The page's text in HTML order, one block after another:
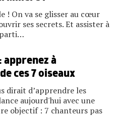
! On va se glisser au cœur
ses secrets. Et assister à
parti…
apprenez à
ces 7 oiseaux
dirait d’apprendre les
aujourd'hui avec une
objectif : 7 chanteurs pas